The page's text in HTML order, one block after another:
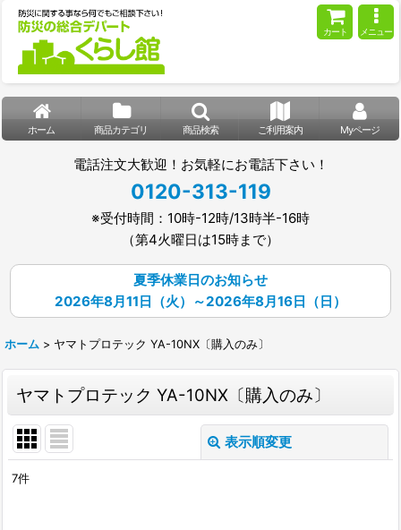
カート メニュー
ホーム 商品カテゴリ 商品検索 ご利用案内 Myページ
電話注文大歓迎！お気軽にお電話下さい！
0120-313-119
※受付時間：10時-12時/13時半-16時
（第4火曜日は15時まで）
夏季休業日のお知らせ
2026年8月11日（火）～2026年8月16日（日）
ホーム > ヤマトプロテック YA-10NX〔購入のみ〕
ヤマトプロテック YA-10NX〔購入のみ〕
表示順変更
7件